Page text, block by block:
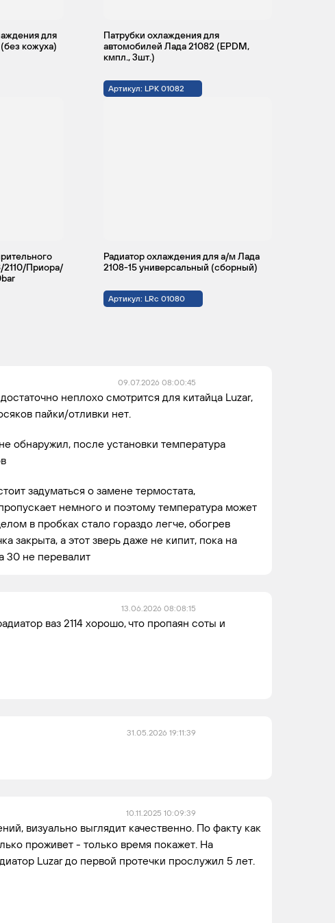
UZAM2482 4 2
для
кожуха)
Патрубки охлаждения для
автомобилей Лада 21082 (EPDM,
кмпл., 3шт.)
Артикул: LPK 01082
2110/Приора/
Радиатор охлаждения для а/м Лада
2108-15 универсальный (сборный)
Артикул: LRc 01080
09.07.2026 08:00:45
неплохо смотрится для китайца Luzar,
пайки/отливки нет.
обнаружил, после установки температура
задуматься о замене термостата,
немного и поэтому температура может
в пробках стало гораздо легче, обогрев
закрыта, а этот зверь даже не кипит, пока на
30 не перевалит
13.06.2026 08:08:15
ваз 2114 хорошо, что пропаян соты и
31.05.2026 19:11:39
10.11.2025 10:09:39
визуально выглядит качественно. По факту как
проживет - только время покажет. На
Luzar до первой протечки прослужил 5 лет.